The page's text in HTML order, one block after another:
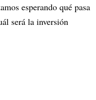
esperando qué pasa
será la inversión